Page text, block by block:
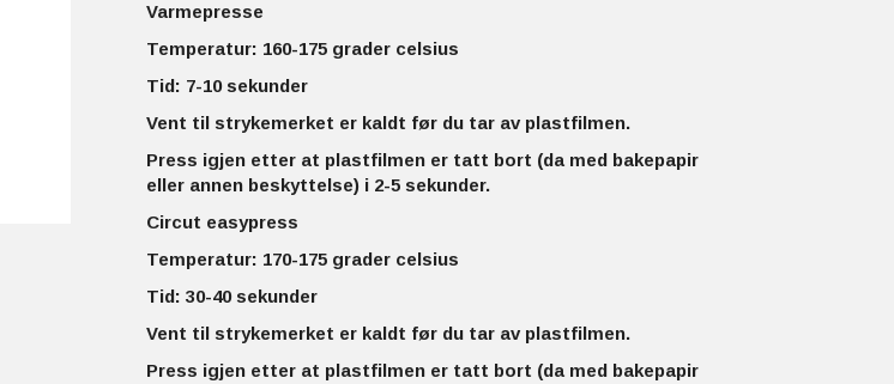
Varmepresse
Temperatur: 160-175 grader celsius
Tid: 7-10 sekunder
Vent til strykemerket er kaldt før du tar av plastfilmen.
Press igjen etter at plastfilmen er tatt bort (da med bakepapir
eller annen beskyttelse) i 2-5 sekunder.
Circut easypress
Temperatur: 170-175 grader celsius
Tid: 30-40 sekunder
Vent til strykemerket er kaldt før du tar av plastfilmen.
Press igjen etter at plastfilmen er tatt bort (da med bakepapir